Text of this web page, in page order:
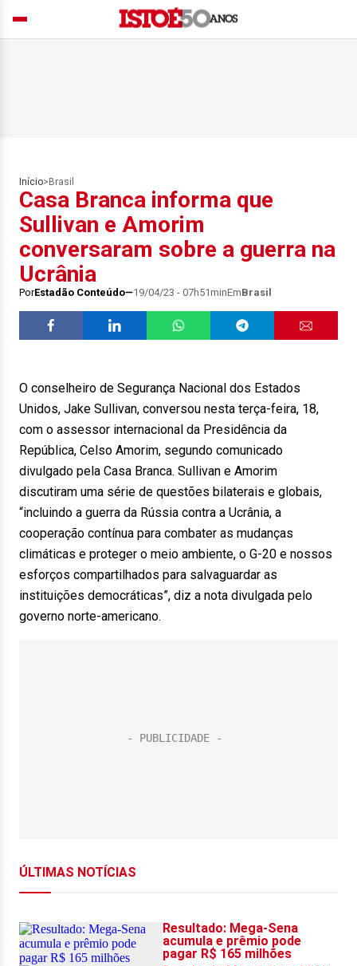
Início> Brasil
Casa Branca informa que
Sullivan e Amorim
conversaram sobre a guerra na
Ucrânia
PorEstadão Conteúdo 19/04/23 - 07h51minEmBrasil
O conselheiro de Segurança Nacional dos Estados
Unidos, Jake Sullivan, conversou nesta terça-feira, 18,
com o assessor internacional da Presidência da
República, Celso Amorim, segundo comunicado
divulgado pela Casa Branca. Sullivan e Amorim
discutiram uma série de questões bilaterais e globais,
“incluindo a guerra da Rússia contra a Ucrânia, a
cooperação contínua para combater as mudanças
climáticas e proteger o meio ambiente, o G-20 e nossos
esforços compartilhados para salvaguardar as
instituições democráticas”, diz a nota divulgada pelo
governo norte-americano.